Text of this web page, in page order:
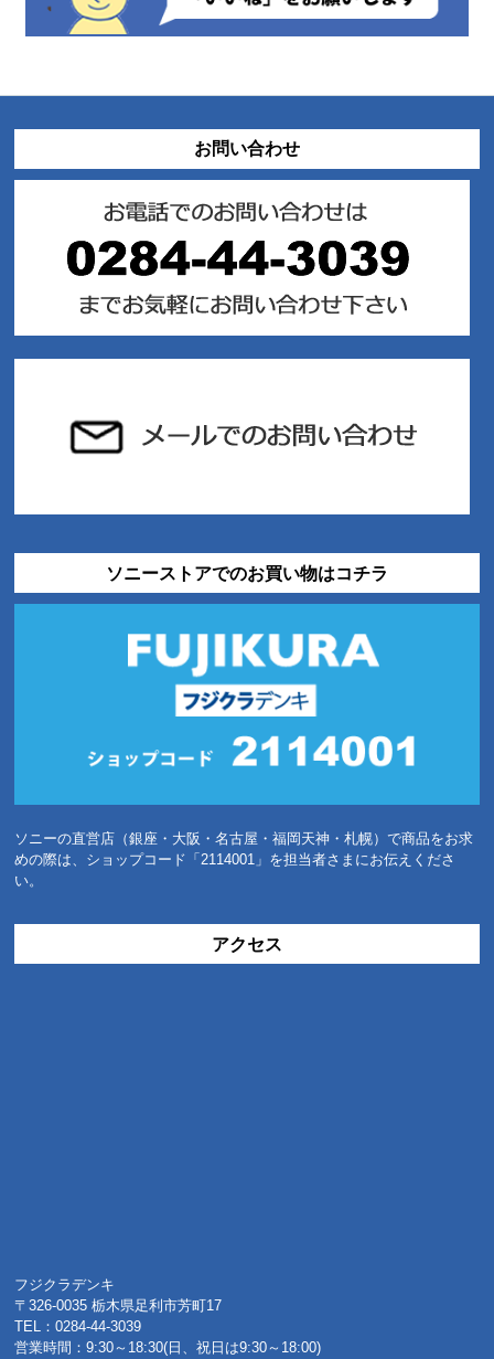
お問い合わせ
ソニーストアでのお買い物はコチラ
ソニーの直営店（銀座・大阪・名古屋・福岡天神・札幌）で商品をお求
めの際は、ショップコード「2114001」を担当者さまにお伝えくださ
い。
アクセス
フジクラデンキ
〒326-0035 栃木県足利市芳町17
TEL：0284-44-3039
営業時間：9:30～18:30(日、祝日は9:30～18:00)